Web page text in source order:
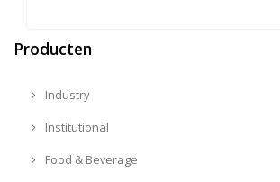
Producten
Industry
Institutional
Food & Beverage